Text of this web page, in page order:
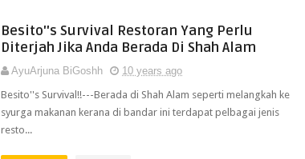
Besito''s Survival Restoran Yang Perlu
Diterjah Jika Anda Berada Di Shah Alam
AyuArjuna BiGoshh
10 years ago
Besito''s Survival!!---Berada di Shah Alam seperti melangkah ke
syurga makanan kerana di bandar ini terdapat pelbagai jenis
resto...